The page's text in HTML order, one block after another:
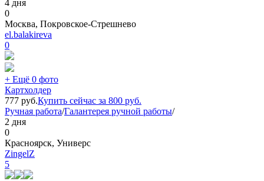
4 дня
0
Москва, Покровское-Стрешнево
el.balakireva
0
+ Ещё 0 фото
Картхолдер
777 руб.Купить сейчас за 800 руб.
Ручная работа/Галантерея ручной работы/
2 дня
0
Красноярск, Универс
ZingelZ
5